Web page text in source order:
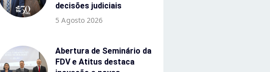
decisões judiciais
5 Agosto 2026
Abertura de Seminário da
FDV e Atitus destaca